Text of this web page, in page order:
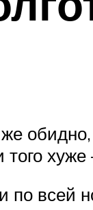
хуже
по всей